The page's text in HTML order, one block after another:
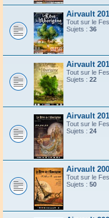
Airvault
Tout sur le
Sujets : 36
Airvault
Tout sur le
Sujets : 22
Airvault
Tout sur le
Sujets : 24
Airvault
Tout sur le
Sujets : 50